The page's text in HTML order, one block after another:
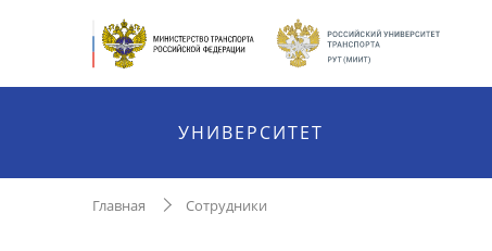
УНИВЕРСИТЕТ
Главная Сотрудники